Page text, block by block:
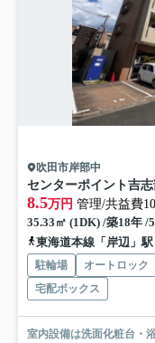
吹田市岸部中
センターポイント吉
8.5万円 管理/共益費
35.33㎡ (1DK) /築18年 /
東海道本線「岸辺」
駐輪場 オートロック
宅配ボックス
室内設備は洗面化粧台・